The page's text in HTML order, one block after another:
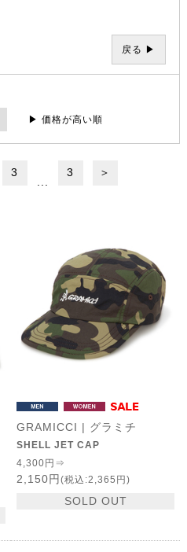
戻る ▶
▶ 価格が高い順
3
...
3 ＞
GRAMICCI | グラミチ
SHELL JET CAP
4,300円⇒
2,150円 (税込:2,365円)
SOLD OUT